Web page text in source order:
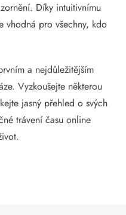
Díky intuitivnímu
vhodná pro všechny, kdo
a nejdůležitějším
Vyzkoušejte některou
jasný přehled o svých
trávení času online